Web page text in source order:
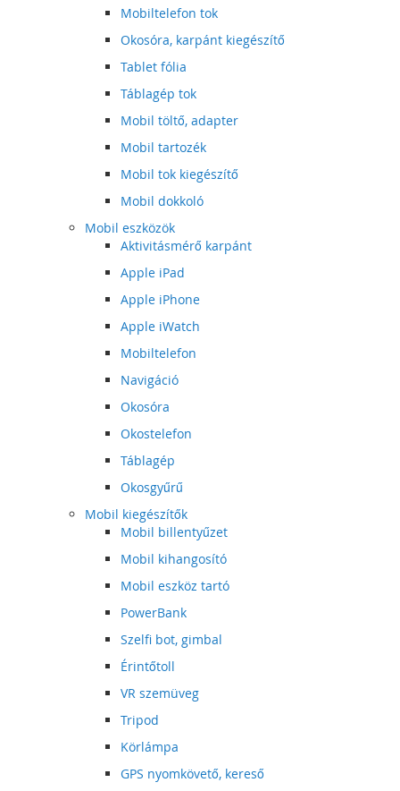
Mobiltelefon tok
Okosóra, karpánt kiegészítő
Tablet fólia
Táblagép tok
Mobil töltő, adapter
Mobil tartozék
Mobil tok kiegészítő
Mobil dokkoló
Mobil eszközök
Aktivitásmérő karpánt
Apple iPad
Apple iPhone
Apple iWatch
Mobiltelefon
Navigáció
Okosóra
Okostelefon
Táblagép
Okosgyűrű
Mobil kiegészítők
Mobil billentyűzet
Mobil kihangosító
Mobil eszköz tartó
PowerBank
Szelfi bot, gimbal
Érintőtoll
VR szemüveg
Tripod
Körlámpa
GPS nyomkövető, kereső